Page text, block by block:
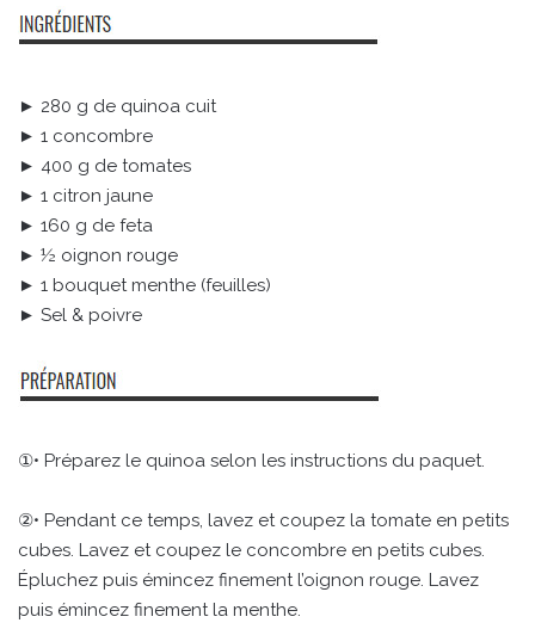
► 280 g de quinoa cuit
► 1 concombre
► 400 g de tomates
► 1 citron jaune
► 160 g de feta
► ½ oignon rouge
► 1 bouquet menthe (feuilles)
► Sel & poivre
①• Préparez le quinoa selon les instructions du paquet.
②• Pendant ce temps, lavez et coupez la tomate en petits
cubes. Lavez et coupez le concombre en petits cubes.
Épluchez puis émincez finement l’oignon rouge. Lavez
puis émincez finement la menthe.